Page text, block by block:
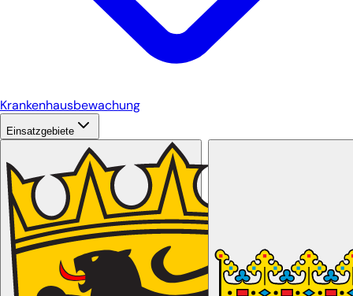
Krankenhausbewachung
Einsatzgebiete